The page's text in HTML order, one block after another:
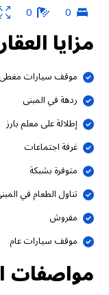
0
0
مزايا
موقف سيارات مغطى
ردهة في المبنى
إطلالة على معلم بارز
غرفة اجتماعات
متوفرة بشبكة
تناول الطعام في
مفروش
موقف سيارات عام
مواصفات